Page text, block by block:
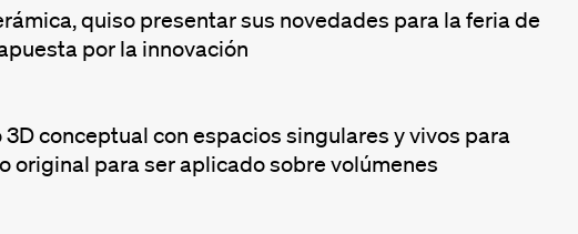
quiso presentar sus novedades para la feria de
por la innovación
conceptual con espacios singulares y vivos para
original para ser aplicado sobre volúmenes